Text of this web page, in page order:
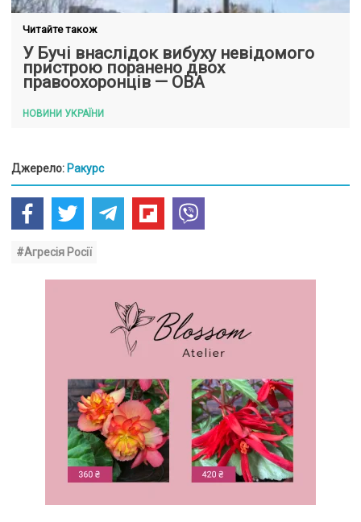
Читайте також
У Бучі внаслідок вибуху невідомого
пристрою поранено двох
правоохоронців — ОВА
НОВИНИ УКРАЇНИ
Джерело: Ракурс
#Агресія Росії